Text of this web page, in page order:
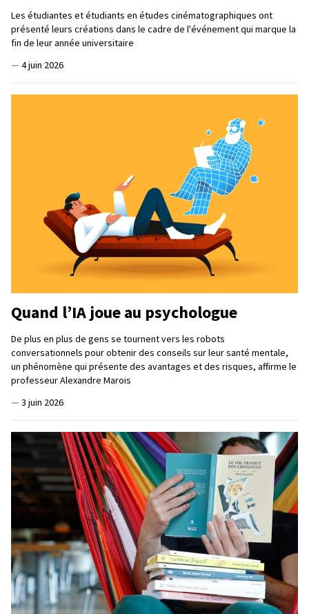
Les étudiantes et étudiants en études cinématographiques ont
présenté leurs créations dans le cadre de l'événement qui marque la
fin de leur année universitaire
— 4 juin 2026
Quand l’IA joue au psychologue
De plus en plus de gens se tournent vers les robots
conversationnels pour obtenir des conseils sur leur santé mentale,
un phénomène qui présente des avantages et des risques, affirme le
professeur Alexandre Marois
— 3 juin 2026